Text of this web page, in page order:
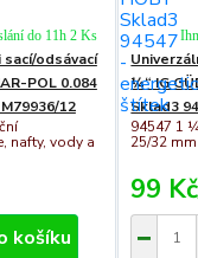
sací/odsávací
POL 0.084
12
nafty, vody a
do 11h 2 Ks
košíku
¼“ IG
Sklad3
94547 1
25/32
99 Kč